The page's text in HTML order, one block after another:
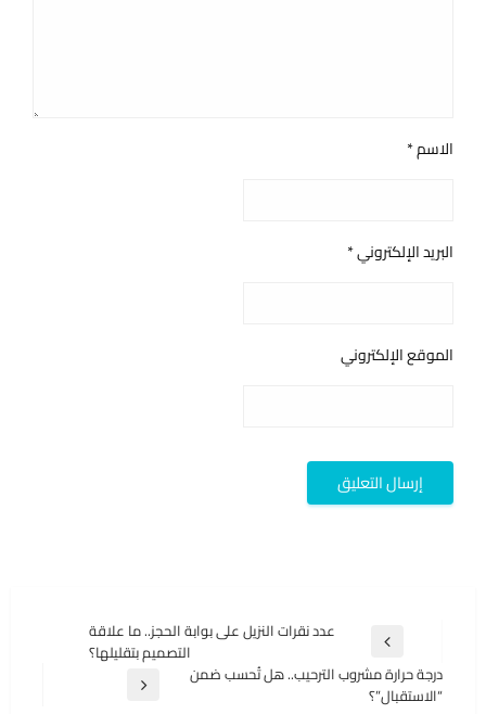
الاسم*
البريد الإلكتروني*
الموقع الإلكتروني
المقالات
المقالة
السابقة
عدد نقرات النزيل على بوابة الحجز.. ما علاقة
التصميم بتقليلها؟
المقالة
درجة حرارة مشروب الترحيب.. هل تُحسب ضمن
“الاستقبال”؟